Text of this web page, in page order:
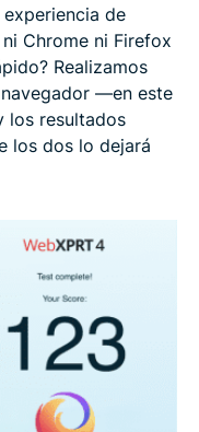
de
Chrome ni Firefox
Realizamos
—en este
resultados
los dos lo dejará